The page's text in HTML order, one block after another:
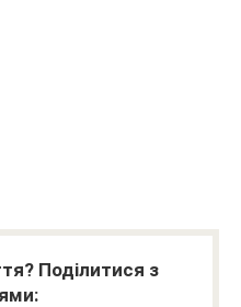
Поділитися з